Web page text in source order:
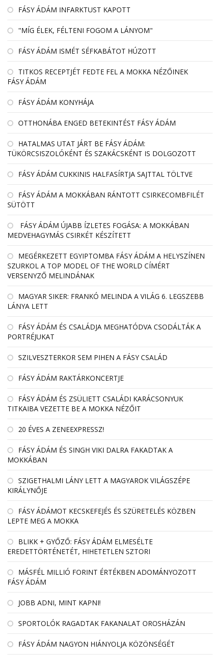
FÁSY ÁDÁM INFARKTUST KAPOTT
"MÍG ÉLEK, FÉLTENI FOGOM A LÁNYOM"
FÁSY ÁDÁM ISMÉT SÉFKABÁTOT HÚZOTT
TITKOS RECEPTJÉT FEDTE FEL A MOKKA NÉZŐINEK
FÁSY ÁDÁM
FÁSY ÁDÁM KONYHÁJA
OTTHONÁBA ENGED BETEKINTÉST FÁSY ÁDÁM
HATALMAS UTAT JÁRT BE FÁSY ÁDÁM:
TÜKÖRCSISZOLÓKÉNT ÉS SZAKÁCSKÉNT IS DOLGOZOTT
FÁSY ÁDÁM CUKKINIS HALFASÍRTJA SAJTTAL TÖLTVE
FÁSY ÁDÁM A MOKKÁBAN RÁNTOTT CSIRKECOMBFILÉT
SÜTÖTT
FÁSY ÁDÁM ÚJABB ÍZLETES FOGÁSA: A MOKKÁBAN
MEDVEHAGYMÁS CSIRKÉT KÉSZÍTETT
MEGÉRKEZETT EGYIPTOMBA FÁSY ÁDÁM A HELYSZÍNEN
SZURKOL A TOP MODEL OF THE WORLD CÍMÉRT
VERSENYZŐ MELINDÁNAK
MAGYAR SIKER: FRANKÓ MELINDA A VILÁG 6. LEGSZEBB
LÁNYA LETT
FÁSY ÁDÁM ÉS CSALÁDJA MEGHATÓDVA CSODÁLTÁK A
PORTRÉJUKAT
SZILVESZTERKOR SEM PIHEN A FÁSY CSALÁD
FÁSY ÁDÁM RAKTÁRKONCERTJE
FÁSY ÁDÁM ÉS ZSÜLIETT CSALÁDI KARÁCSONYUK
TITKAIBA VEZETTE BE A MOKKA NÉZŐIT
20 ÉVES A ZENEEXPRESSZ!
FÁSY ÁDÁM ÉS SINGH VIKI DALRA FAKADTAK A
MOKKÁBAN
SZIGETHALMI LÁNY LETT A MAGYAROK VILÁGSZÉPE
KIRÁLYNŐJE
FÁSY ÁDÁMOT KECSKEFEJÉS ÉS SZÜRETELÉS KÖZBEN
LEPTE MEG A MOKKA
BLIKK + GYŐZŐ: FÁSY ÁDÁM ELMESÉLTE
EREDETTÖRTÉNETÉT, HIHETETLEN SZTORI
MÁSFÉL MILLIÓ FORINT ÉRTÉKBEN ADOMÁNYOZOTT
FÁSY ÁDÁM
JOBB ADNI, MINT KAPNI!
SPORTOLÓK RAGADTAK FAKANALAT OROSHÁZÁN
FÁSY ÁDÁM NAGYON HIÁNYOLJA KÖZÖNSÉGÉT